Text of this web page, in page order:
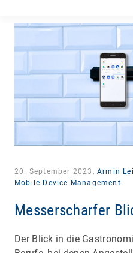
20. September 2023, Armin
Mobile Device Management
Messerscharfer
Der Blick in die